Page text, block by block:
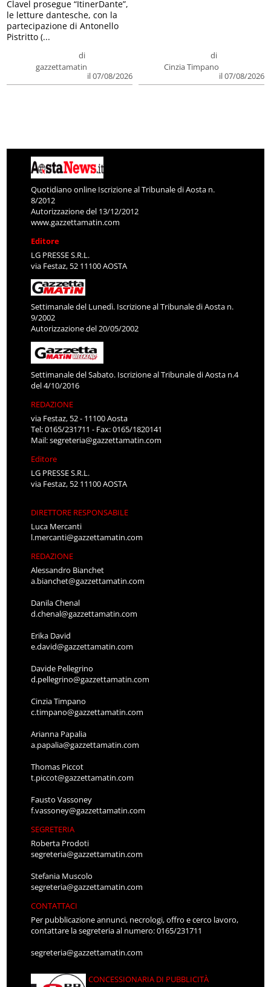
di
gazzettamatin
il 07/08/2026
Clavel prosegue “ItinerDante”,
le letture dantesche, con la
partecipazione di Antonello
Pistritto (...
di
Cinzia Timpano
il 07/08/2026
Quotidiano online Iscrizione al Tribunale di Aosta n.
8/2012
Autorizzazione del 13/12/2012
www.gazzettamatin.com
Editore
LG PRESSE S.R.L.
via Festaz, 52 11100 AOSTA
Settimanale del Lunedì. Iscrizione al Tribunale di Aosta n.
9/2002
Autorizzazione del 20/05/2002
Settimanale del Sabato. Iscrizione al Tribunale di Aosta n.4
del 4/10/2016
REDAZIONE
via Festaz, 52 - 11100 Aosta
Tel: 0165/231711 - Fax: 0165/1820141
Mail:segreteria@gazzettamatin.com
Editore
LG PRESSE S.R.L.
via Festaz, 52 11100 AOSTA
DIRETTORE RESPONSABILE
Luca Mercanti
l.mercanti@gazzettamatin.com
REDAZIONE
Alessandro Bianchet
a.bianchet@gazzettamatin.com
Danila Chenal
d.chenal@gazzettamatin.com
Erika David
e.david@gazzettamatin.com
Davide Pellegrino
d.pellegrino@gazzettamatin.com
Cinzia Timpano
c.timpano@gazzettamatin.com
Arianna Papalia
a.papalia@gazzettamatin.com
Thomas Piccot
t.piccot@gazzettamatin.com
Fausto Vassoney
f.vassoney@gazzettamatin.com
SEGRETERIA
Roberta Prodoti
segreteria@gazzettamatin.com
Stefania Muscolo
segreteria@gazzettamatin.com
CONTATTACI
Per pubblicazione annunci, necrologi, offro e cerco lavoro,
contattare la segreteria al numero: 0165/231711
segreteria@gazzettamatin.com
CONCESSIONARIA DI PUBBLICITÀ